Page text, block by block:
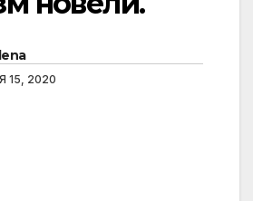
15, 2020